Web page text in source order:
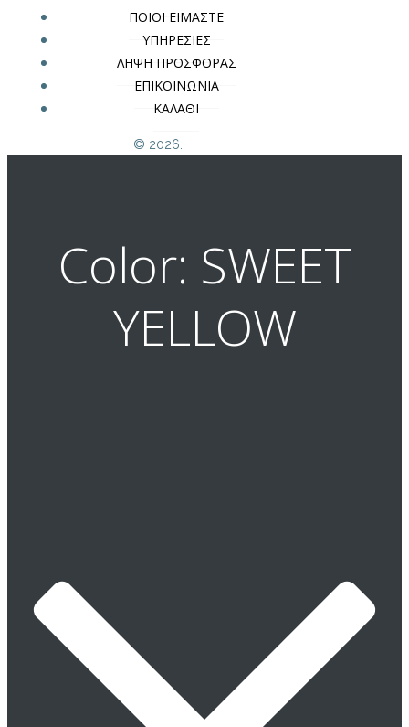
ΠΟΙΟΙ ΕΙΜΑΣΤΕ
ΥΠΗΡΕΣΙΕΣ
ΛΗΨΗ ΠΡΟΣΦΟΡΑΣ
ΕΠΙΚΟΙΝΩΝΙΑ
ΚΑΛΑΘΙ
© 2026.
Color: SWEET
YELLOW